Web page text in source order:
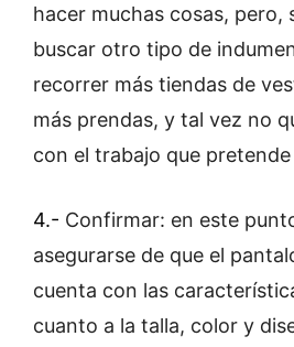
hacer muchas cosas, pero,
buscar otro tipo de
recorrer más tiendas de
más prendas, y tal vez no
con el trabajo que pretende
4.- Confirmar: en este
asegurarse de que el
cuenta con las
cuanto a la talla, color y